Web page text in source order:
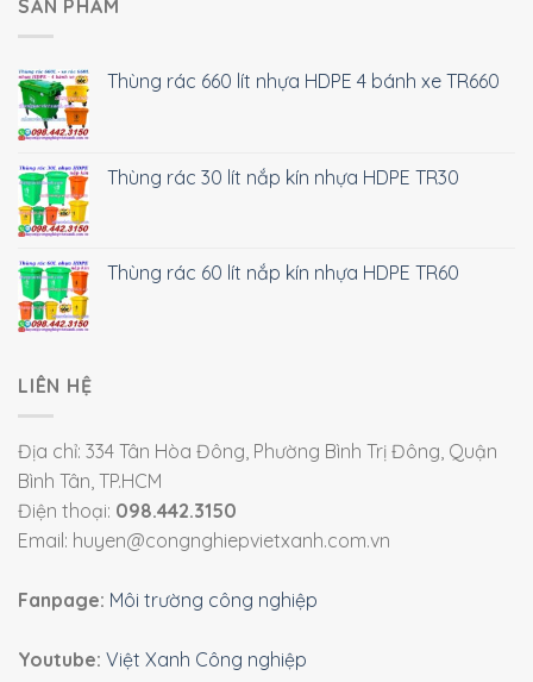
SẢN PHẨM
Thùng rác 660 lít nhựa HDPE 4 bánh xe TR660
Thùng rác 30 lít nắp kín nhựa HDPE TR30
Thùng rác 60 lít nắp kín nhựa HDPE TR60
LIÊN HỆ
Địa chỉ: 334 Tân Hòa Đông, Phường Bình Trị Đông, Quận
Bình Tân, TP.HCM
Điện thoại: 098.442.3150
Email: huyen@congnghiepvietxanh.com.vn
Fanpage: Môi trường công nghiệp
Youtube: Việt Xanh Công nghiệp